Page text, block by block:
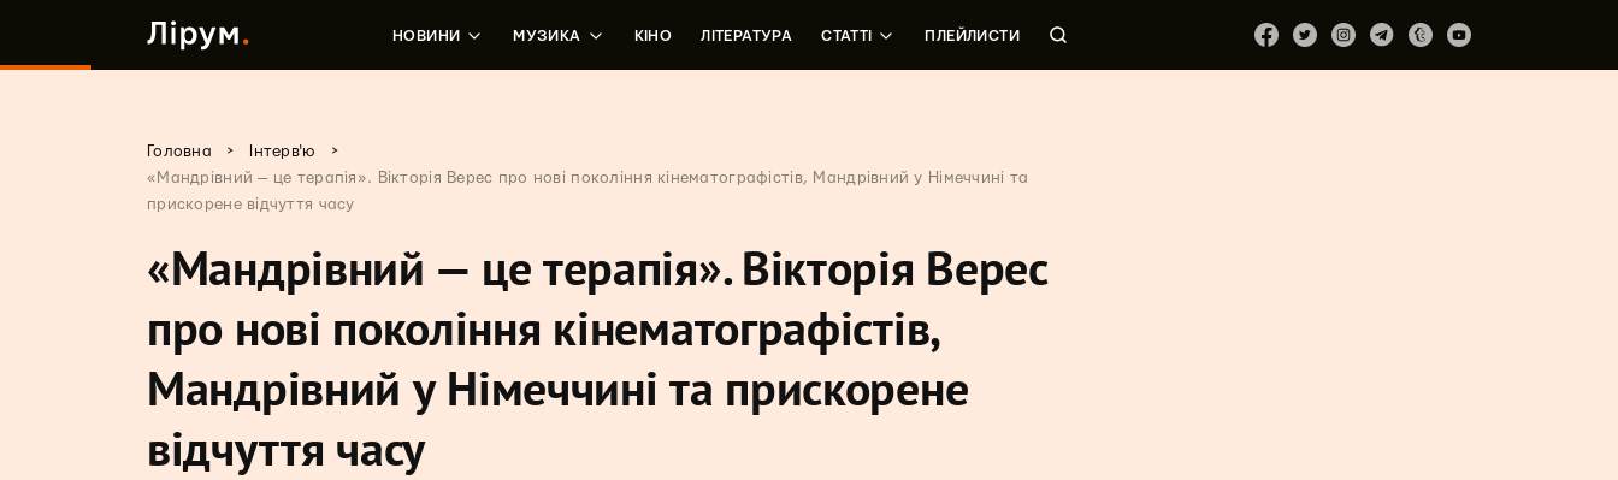
НОВИНИ МУЗИКА КІНО ЛІТЕРАТУРА СТАТТІ ПЛЕЙЛИСТИ
Головна > Інтерв'ю
>
«Мандрівний — це терапія». Вікторія Верес про нові покоління кінематографістів, Мандрівний у Німеччині та
прискорене відчуття часу
«Мандрівний — це терапія». Вікторія Верес
про нові покоління кінематографістів,
Мандрівний у Німеччині та прискорене
відчуття часу